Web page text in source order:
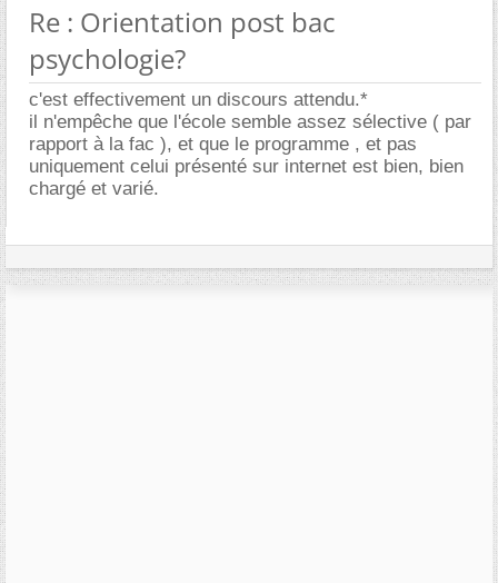
Re : Orientation post bac
psychologie?
c'est effectivement un discours attendu.*
il n'empêche que l'école semble assez sélective ( par
rapport à la fac ), et que le programme , et pas
uniquement celui présenté sur internet est bien, bien
chargé et varié.